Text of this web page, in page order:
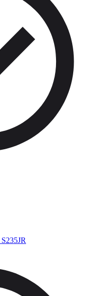
S235JR